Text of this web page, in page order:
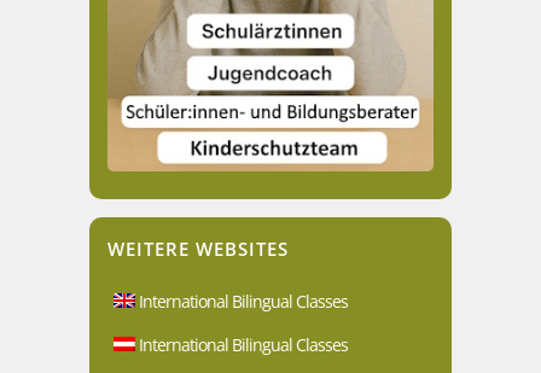
WEITERE WEBSITES
International Bilingual Classes
International Bilingual Classes